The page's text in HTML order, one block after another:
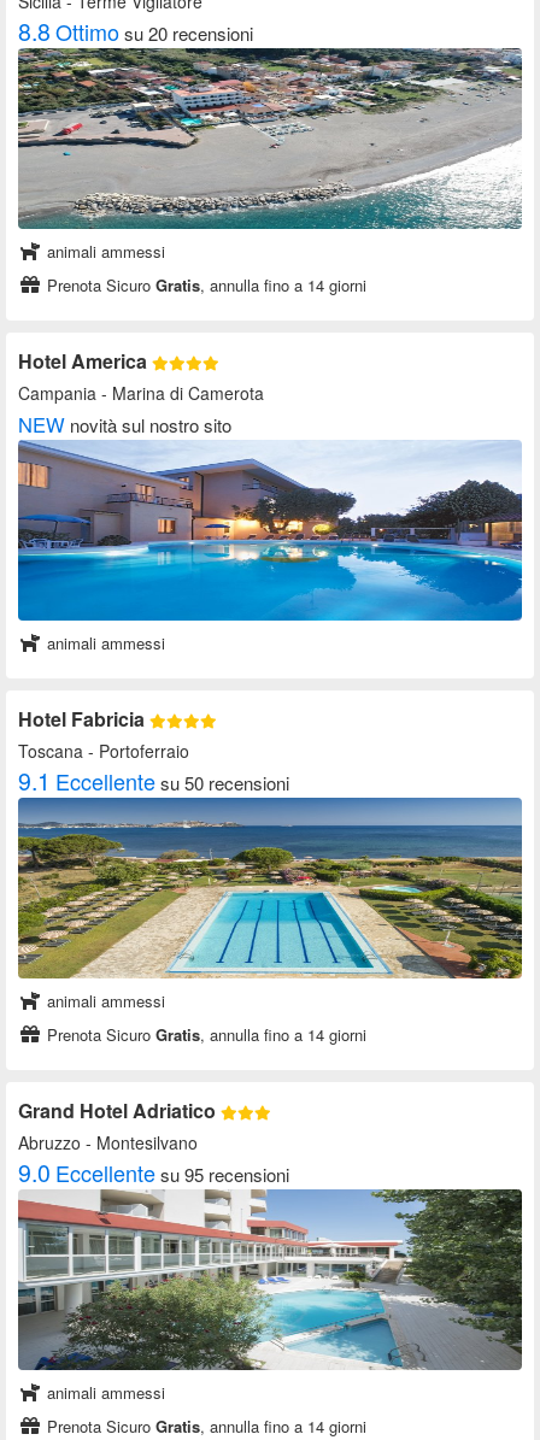
8.8Ottimosu 20 recensioni
animali ammessi
Prenota Sicuro Gratis, annulla fino a 14 giorni
Hotel America
Campania - Marina di Camerota
NEW novità sul nostro sito
animali ammessi
Hotel Fabricia
Toscana - Portoferraio
9.1 Eccellentesu 50 recensioni
animali ammessi
Prenota Sicuro Gratis, annulla fino a 14 giorni
Grand Hotel Adriatico
Abruzzo - Montesilvano
9.0 Eccellentesu 95 recensioni
animali ammessi
Prenota Sicuro Gratis, annulla fino a 14 giorni